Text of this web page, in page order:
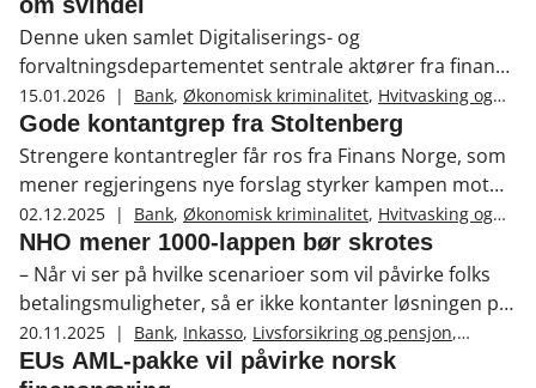
Denne uken samlet Digitaliserings- og
forvaltningsdepartementet sentrale aktører fra finans,
telekom, markedsplasser, logistikk, mediebransjen og
tilsynsmyndigheter for å styrke samarbeidet mot
digital svindel.
15.01.2026 | Bank, Økonomisk kriminalitet, Hvitvasking og
terrorfinansiering,Svindel
Gode kontantgrep fra Stoltenberg
Strengere kontantregler får ros fra Finans Norge, som
mener regjeringens nye forslag styrker kampen mot
økonomisk kriminalitet.
02.12.2025 | Bank, Økonomisk kriminalitet, Hvitvasking og
terrorfinansiering
NHO mener 1000-lappen bør skrotes
– Når vi ser på hvilke scenarioer som vil påvirke folks
betalingsmuligheter, så er ikke kontanter løsningen på
disse, sier Eivind Gjemdal i Bits.
20.11.2025 | Bank, Inkasso, Livsforsikring og pensjon,
Skadeforsikring,Økonomisk kriminalitet
Hvitvasking og terrorfinansiering
EUs AML-pakke vil påvirke norsk